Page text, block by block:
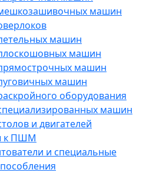
машин
машин
машин
машин
машин
оборудования
машин
и двигателей
к ПШМ
и специальные